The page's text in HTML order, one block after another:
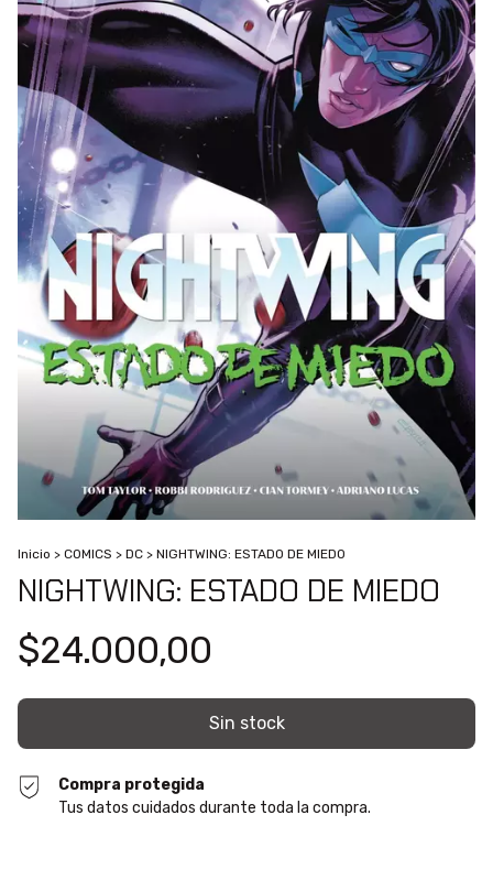
Inicio > COMICS > DC > NIGHTWING: ESTADO DE MIEDO
NIGHTWING: ESTADO DE MIEDO
$24.000,00
Compra protegida
Tus datos cuidados durante toda la compra.